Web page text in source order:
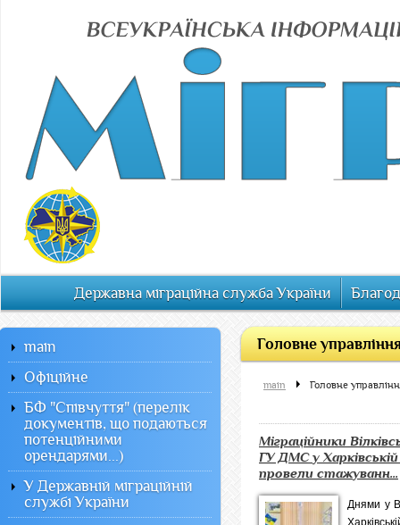
Державна міграційна служба України
Головне
main Головне
Міграційники
ГУ ДМС у
провели стажуванн...
Днями у
main
Офiцiйне
БФ "Співчуття" (перелік
документів, що подаються
потенційними
орендарями...)
У Державній міграційній
службі України